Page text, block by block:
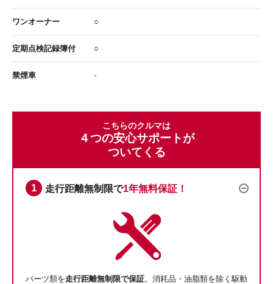
ワンオーナー ○
定期点検記録簿付 ○
禁煙車 -
こちらのクルマは
４つの安心サポートが
ついてくる
走行距離無制限で1年無料保証！
パーツ類を走行距離無制限で保証。消耗品・油脂類を除く駆動